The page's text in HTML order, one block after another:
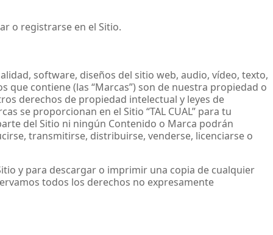
o registrarse en el Sitio.
software, diseños del sitio web, audio, vídeo, texto,
que contiene (las “Marcas”) son de nuestra propiedad o
derechos de propiedad intelectual y leyes de
se proporcionan en el Sitio “TAL CUAL” para tu
del Sitio ni ningún Contenido o Marca podrán
transmitirse, distribuirse, venderse, licenciarse o
y para descargar o imprimir una copia de cualquier
todos los derechos no expresamente